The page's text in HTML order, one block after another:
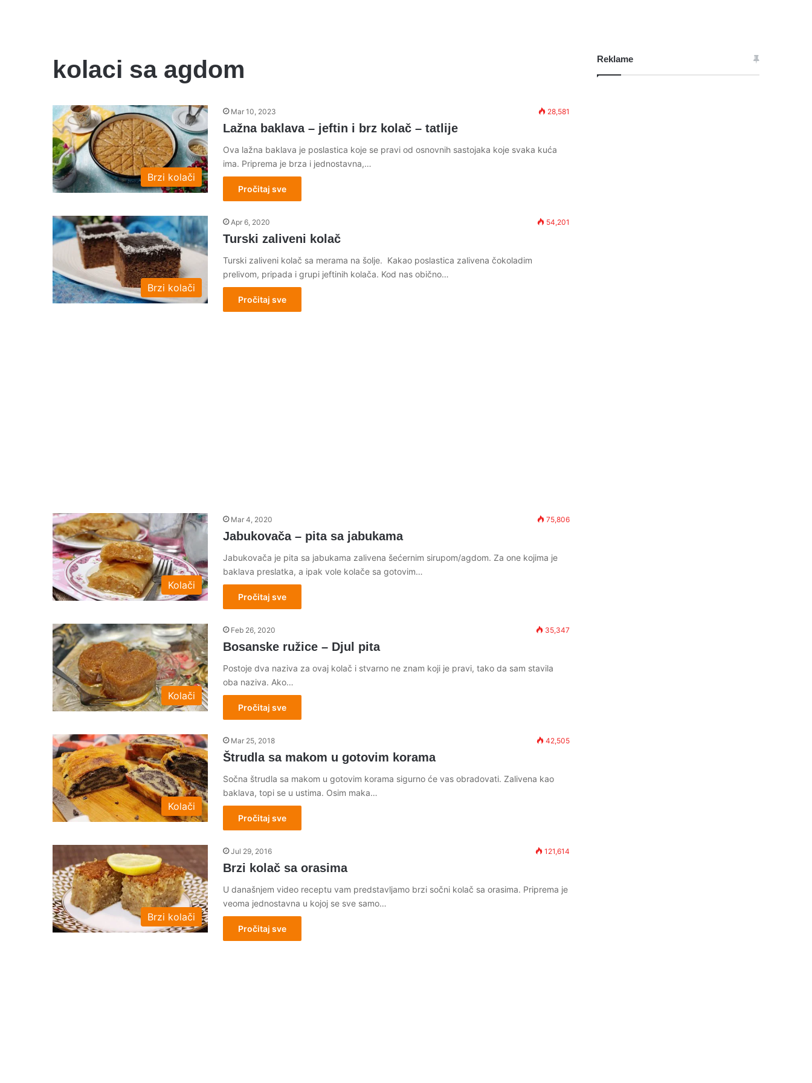
kolaci sa agdom
Brzi kolači
Mar 10, 2023 28,581
Lažna baklava – jeftin i brz kolač – tatlije
Ova lažna baklava je poslastica koje se pravi od osnovnih sastojaka koje svaka kuća
ima. Priprema je brza i jednostavna,…
Pročitaj sve
Brzi kolači
Apr 6, 2020 54,201
Turski zaliveni kolač
Turski zaliveni kolač sa merama na šolje. Kakao poslastica zalivena čokoladim
prelivom, pripada i grupi jeftinih kolača. Kod nas obično…
Pročitaj sve
Kolači
Mar 4, 2020 75,806
Jabukovača – pita sa jabukama
Jabukovača je pita sa jabukama zalivena šećernim sirupom/agdom. Za one kojima je
baklava preslatka, a ipak vole kolače sa gotovim…
Pročitaj sve
Kolači
Feb 26, 2020 35,347
Bosanske ružice – Djul pita
Postoje dva naziva za ovaj kolač i stvarno ne znam koji je pravi, tako da sam stavila
oba naziva. Ako…
Pročitaj sve
Kolači
Mar 25, 2018 42,505
Štrudla sa makom u gotovim korama
Sočna štrudla sa makom u gotovim korama sigurno će vas obradovati. Zalivena kao
baklava, topi se u ustima. Osim maka…
Pročitaj sve
Brzi kolači
Jul 29, 2016 121,614
Brzi kolač sa orasima
U današnjem video receptu vam predstavljamo brzi sočni kolač sa orasima. Priprema je
veoma jednostavna u kojoj se sve samo…
Pročitaj sve
Reklame